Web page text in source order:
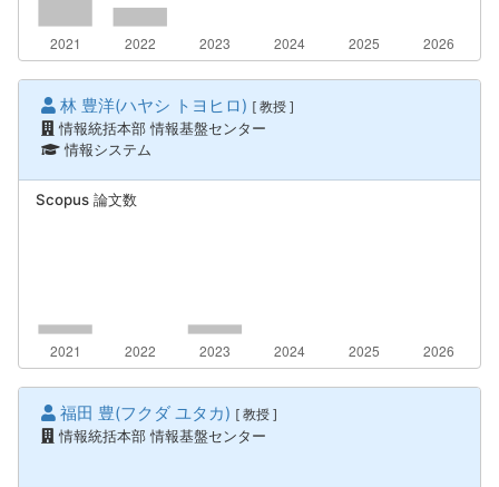
林 豊洋(ハヤシ トヨヒロ) [ 教授 ]
情報統括本部 情報基盤センター
情報システム
Scopus 論文数
福田 豊(フクダ ユタカ) [ 教授 ]
情報統括本部 情報基盤センター